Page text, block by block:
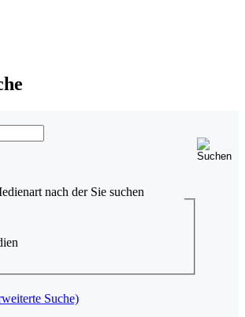
nach der Sie suchen
Suche)